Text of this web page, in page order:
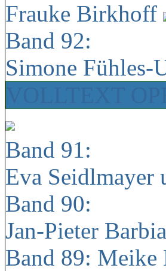
Frauke Birkhoff
Band 92:
Simone Fühles-
Band 91:
Eva Seidlmayer
Band 90:
Jan-Pieter
Band 89: Meike